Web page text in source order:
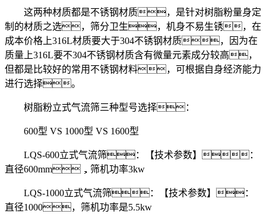
这两种材质都是不锈钢材质，是针对树脂粉量身定
制的材质之选，筛分卫生，机身不易生锈，在
成本价格上316L材质要大于304不锈钢材质，因为在
质量上316L要不304不锈钢材质含有微量元素成分较高，
但都是比较好的常用不锈钢材料，可根据自身经济能力
进行选择。
树脂粉立式气流筛三种型号选择：
600型 VS 1000型 VS 1600型
LQS-600立式气流筛：【技术参数】：
直径600mm，筛机功率3kw
LQS-1000立式气流筛：【技术参数】：
直径1000，筛机功率是5.5kw